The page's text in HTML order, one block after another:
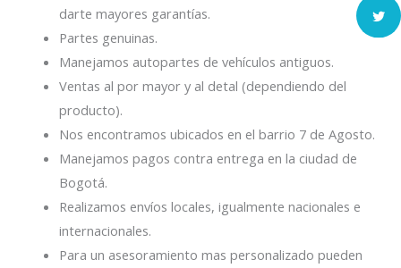
darte mayores garantías.
Partes genuinas.
Manejamos autopartes de vehículos antiguos.
Ventas al por mayor y al detal (dependiendo del
producto).
Nos encontramos ubicados en el barrio 7 de Agosto.
Manejamos pagos contra entrega en la ciudad de
Bogotá.
Realizamos envíos locales, igualmente nacionales e
internacionales.
Para un asesoramiento mas personalizado pueden